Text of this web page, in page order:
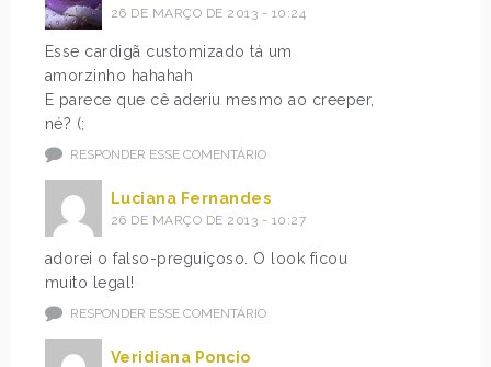
26 DE MARÇO DE 2013 - 10:24
Esse cardigã customizado tá um
amorzinho hahahah
E parece que cê aderiu mesmo ao creeper,
né? (;
RESPONDER ESSE COMENTÁRIO
Luciana Fernandes
26 DE MARÇO DE 2013 - 10:27
adorei o falso-preguiçoso. O look ficou
muito legal!
RESPONDER ESSE COMENTÁRIO
Veridiana Poncio